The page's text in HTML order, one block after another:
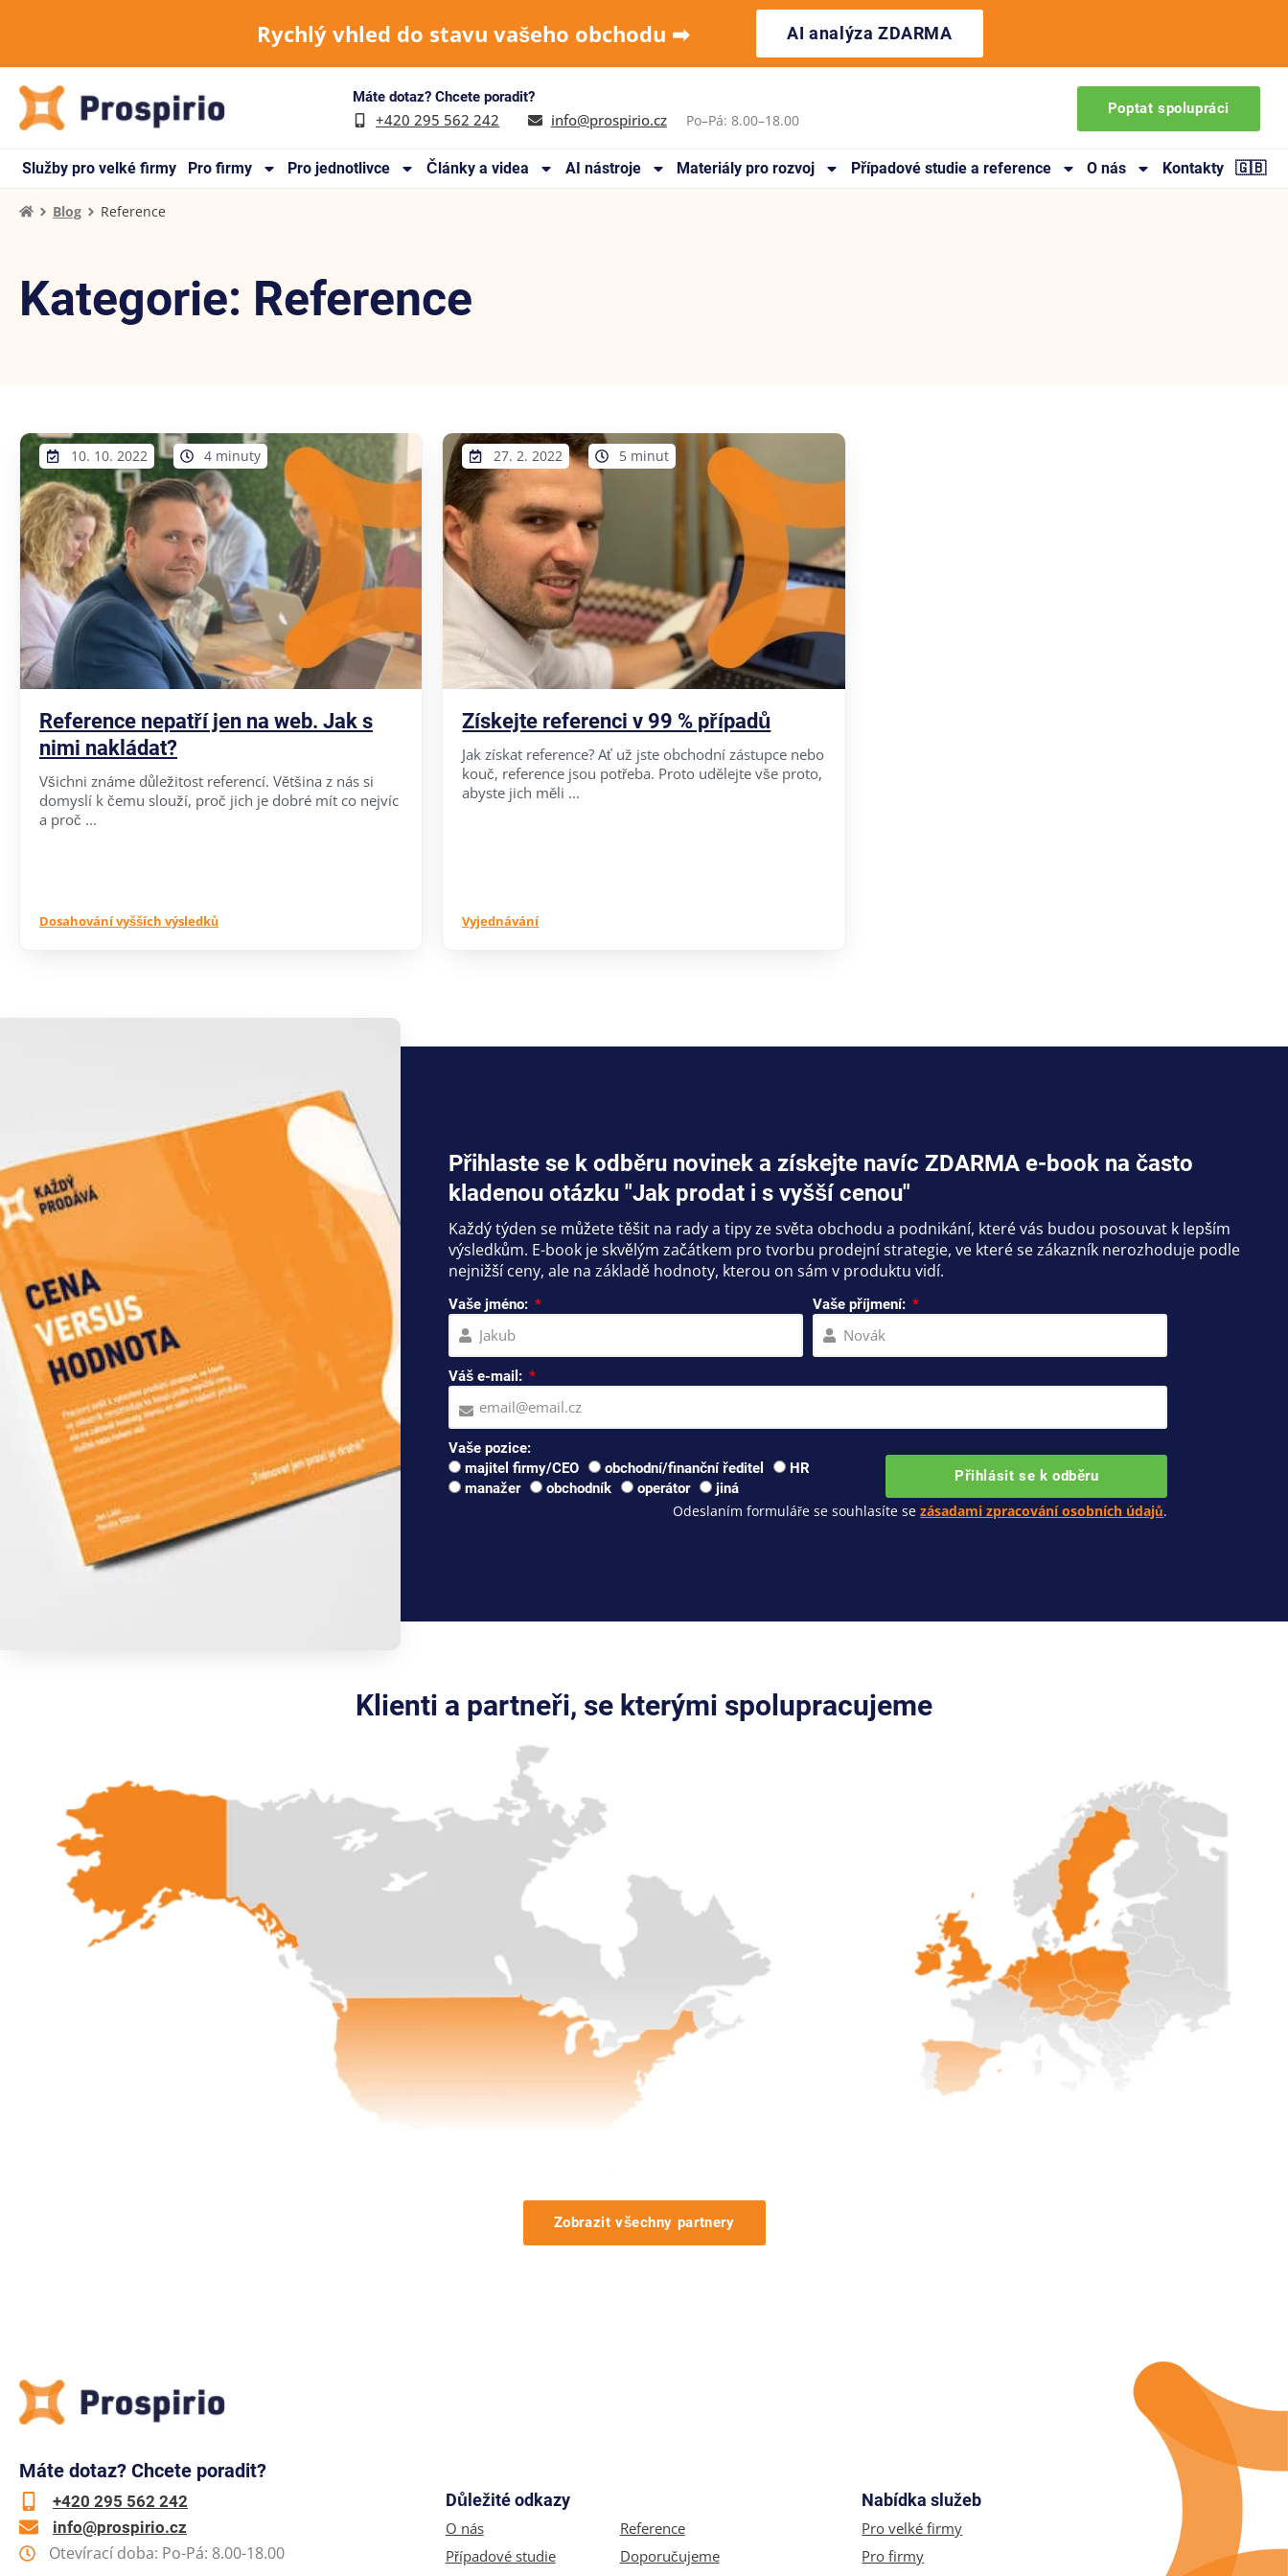
Rychlý vhled do stavu vašeho obchodu ➡︎ AI analýza ZDARMA
Máte dotaz? Chcete poradit?
+420 295 562 242 info@prospirio.cz Po–Pá: 8.00–18.00
Poptat spolupráci
Služby pro velké firmy Pro firmy Pro jednotlivce Články a videa AI nástroje Materiály pro rozvoj Případové studie a reference O nás Kontakty 🇬🇧
Blog Reference
Kategorie: Reference
10. 10. 2022 4 minuty
Reference nepatří jen na web. Jak s
nimi nakládat?
Všichni známe důležitost referencí. Většina z nás si
domyslí k čemu slouží, proč jich je dobré mít co nejvíc
a proč ...
Dosahování vyšších výsledků
27. 2. 2022 5 minut
Získejte referenci v 99 % případů
Jak získat reference? Ať už jste obchodní zástupce nebo
kouč, reference jsou potřeba. Proto udělejte vše proto,
abyste jich měli ...
Vyjednávání
Přihlaste se k odběru novinek a získejte navíc ZDARMA e-book na často
kladenou otázku "Jak prodat i s vyšší cenou"
Každý týden se můžete těšit na rady a tipy ze světa obchodu a podnikání, které vás budou posouvat k lepším
výsledkům. E-book je skvělým začátkem pro tvorbu prodejní strategie, ve které se zákazník nerozhoduje podle
nejnižší ceny, ale na základě hodnoty, kterou on sám v produktu vidí.
Vaše jméno: Vaše příjmení:
Váš e-mail:
Vaše pozice:
majitel firmy/CEO
obchodní/finanční ředitel
HR
manažer
obchodník operátor jiná
Přihlásit se k odběru
Odeslaním formuláře se souhlasíte sezásadami zpracování osobních údajů.
Klienti a partneři, se kterými spolupracujeme
Zobrazit všechny partnery
Máte dotaz? Chcete poradit?
+420 295 562 242
info@prospirio.cz
Otevírací doba: Po-Pá: 8.00-18.00
Důležité odkazy
O nás
Případové studie
Reference
Doporučujeme
Nabídka služeb
Pro velké firmy
Pro firmy